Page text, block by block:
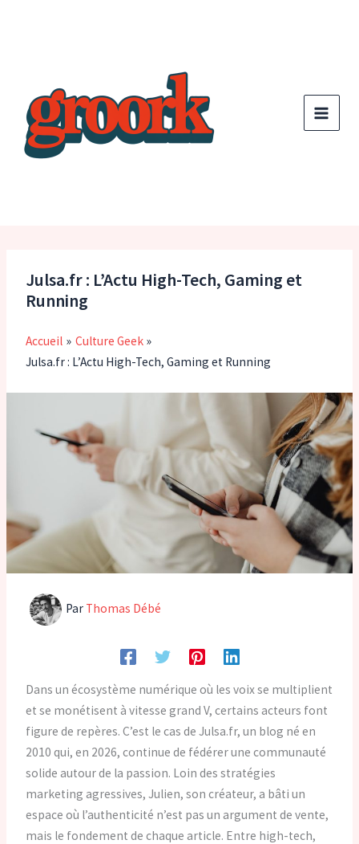
Julsa.fr : L’Actu High-Tech, Gaming et
Running
Accueil
Culture Geek
Julsa.fr : L’Actu High-Tech, Gaming et Running
Par Thomas Débé
Dans un écosystème numérique où les voix se multiplient
et se monétisent à vitesse grand V, certains acteurs font
figure de repères. C’est le cas de Julsa.fr, un blog né en
2010 qui, en 2026, continue de fédérer une communauté
solide autour de la passion. Loin des stratégies
marketing agressives, Julien, son créateur, a bâti un
espace où l’authenticité n’est pas un argument de vente,
mais le fondement de chaque article. Entre high-tech,